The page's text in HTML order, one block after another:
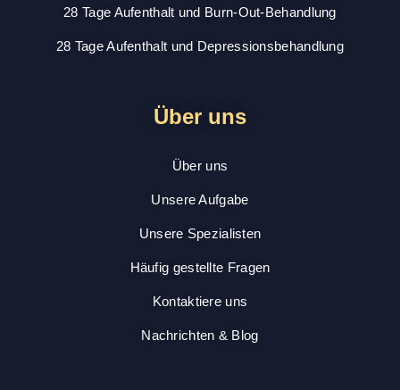
oderSie geben Ihre Kontaktdaten im Formular
Stunden kontaktieren.
Siehe auch unsere Seite:
für weitere Informationen
KONTAKT & FAQ
JETZT REGISTRIEREN
28 Tage Aufenthalt und Burn-Out-Behandlung
28 Tage Aufenthalt und Depressionsbehandlung
Über uns
Über uns
Unsere Aufgabe
Unsere Spezialisten
Häufig gestellte Fragen
Kontaktiere uns
Nachrichten & Blog